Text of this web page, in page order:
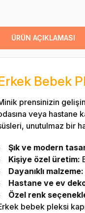
ÜRÜN AÇIKLAMASI
Bebek
prensinizin
veya hastane
unutulmaz bir
Şık ve modern
Kişiye özel üretim:
Dayanıklı malzeme:
Hastane ve ev
Özel renk
bebek pleksi